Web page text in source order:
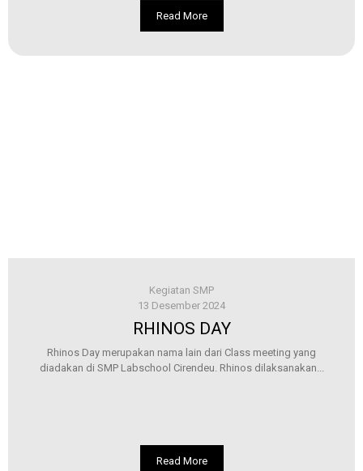
Read More
Kegiatan SMP
13 Desember 2024
RHINOS DAY
Rhinos Day merupakan nama lain dari Class meeting yang
diadakan di SMP Labschool Cirendeu. Rhinos dilaksanakan...
Read More